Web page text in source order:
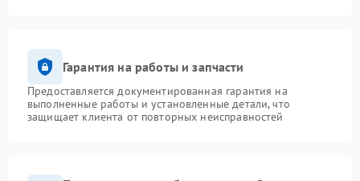
Гарантия на работы и запчасти
Предоставляется документированная гарантия на
выполненные работы и установленные детали, что
защищает клиента от повторных неисправностей